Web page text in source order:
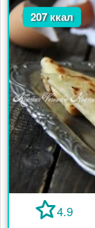
207 ккал
4.9